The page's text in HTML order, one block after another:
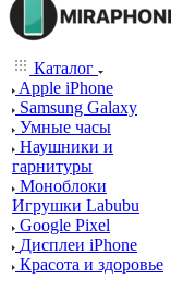
Каталог
Apple iPhone
Samsung Galaxy
Умные часы
Наушники и
гарнитуры
Моноблоки
Игрушки Labubu
Google Pixel
Дисплеи iPhone
Красота и здоровье